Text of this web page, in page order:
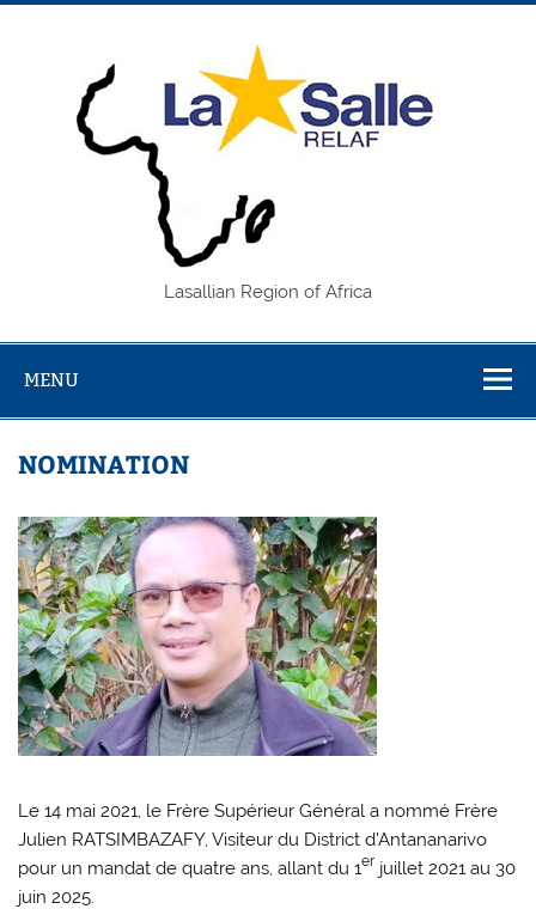
Skip
Lasallian Region of Africa
MENU
NOMINATION
Le 14 mai 2021, le Frère Supérieur Général a nommé Frère
Julien RATSIMBAZAFY, Visiteur du District d’Antananarivo
pour un mandat de quatre ans, allant du 1er juillet 2021 au 30
juin 2025.